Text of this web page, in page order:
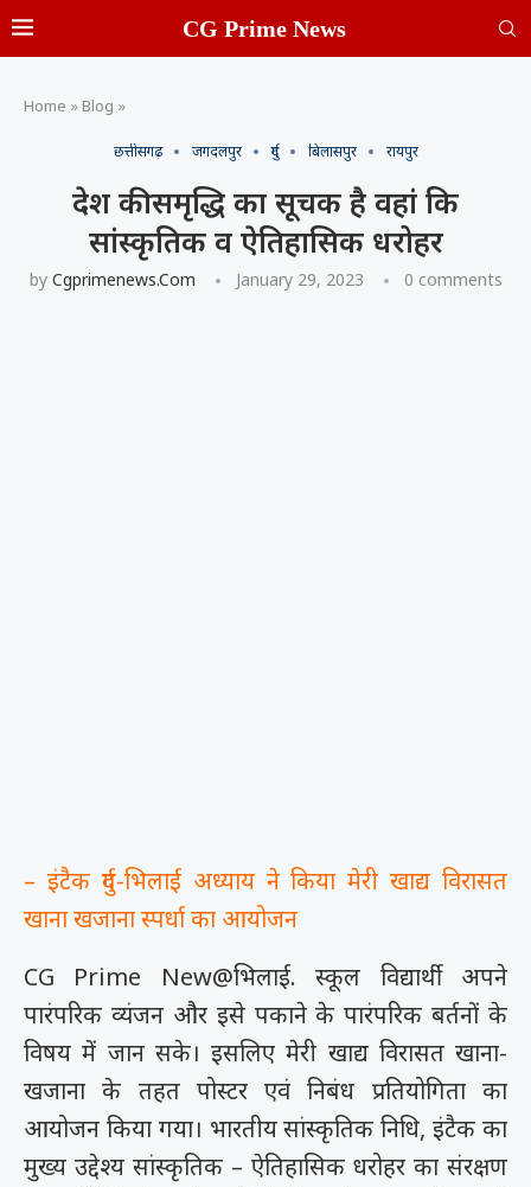
CG Prime News
Home » Blog »
छत्तीसगढ़ जगदलपुर दुर्ग बिलासपुर रायपुर
देश की समृद्धि का सूचक है वहां कि
सांस्कृतिक व ऐतिहासिक धरोहर
by Cgprimenews.com January 29, 2023 0 comments
– इंटैक दुर्ग-भिलाई अध्याय ने किया मेरी खाद्य विरासत
खाना खजाना स्पर्धा का आयोजन
CG Prime New@भिलाई. स्कूल विद्यार्थी अपने
पारंपरिक व्यंजन और इसे पकाने के पारंपरिक बर्तनों के
विषय में जान सके। इसलिए मेरी खाद्य विरासत खाना-
खजाना के तहत पोस्टर एवं निबंध प्रतियोगिता का
आयोजन किया गया। भारतीय सांस्कृतिक निधि, इंटैक का
मुख्य उद्देश्य सांस्कृतिक – ऐतिहासिक धरोहर का संरक्षण